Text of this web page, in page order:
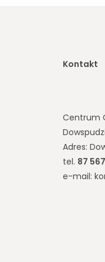
Kontakt
Centrum
Adres:
tel. 87
e-mail: